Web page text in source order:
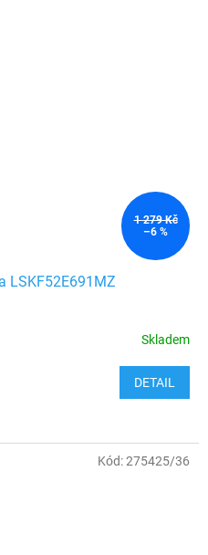
1 279 Kč
–6 %
LSKF52E691MZ
Skladem
DETAIL
Kód:275425/36